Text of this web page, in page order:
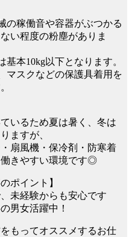
の稼働音や容器がぶつかる
い程度の粉塵がありま
基本10kg以下となります。
マスクなどの保護具着用を
いるため夏は暑く、冬は
ますが、
扇風機・保冷剤・防寒着
きやすい環境です◎
ポイント】
未経験からも安心です
男女活躍中！
もってオススメするお仕